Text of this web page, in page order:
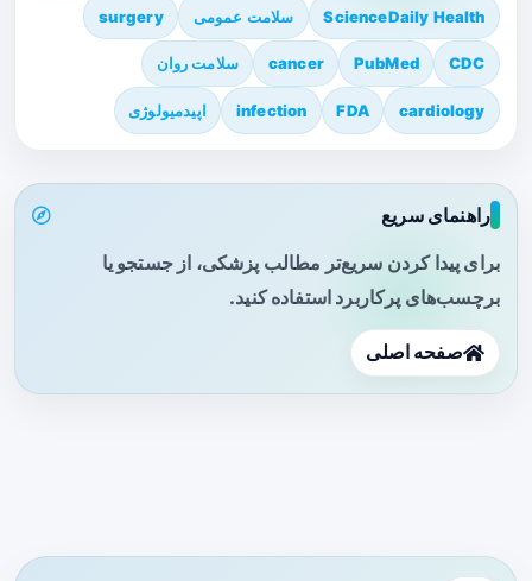
ScienceDaily Health سلامت عمومی surgery
CDC
PubMed
cancer سلامت روان
cardiology
FDA
infection اپیدمیولوژی
راهنمای سریع
برای پیدا کردن سریع‌تر مطالب پزشکی، از جستجو یا
برچسب‌های پرکاربرد استفاده کنید.
صفحه اصلی